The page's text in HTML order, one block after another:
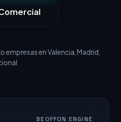
empresas en Valencia, Madrid,
BEOFFON ENGINE